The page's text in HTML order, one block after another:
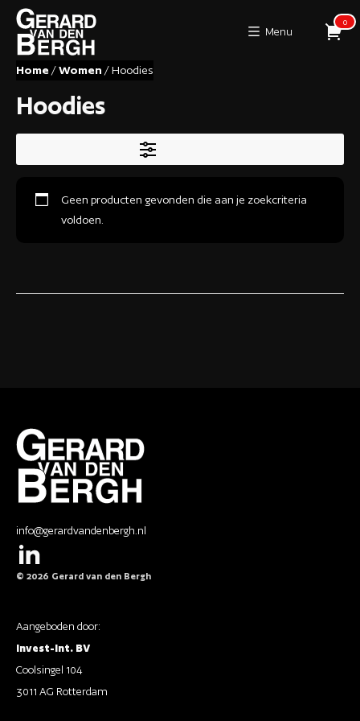
Menu
0
Home/Women / Hoodies
Hoodies
Geen producten gevonden die aan je zoekcriteria
voldoen.
info@gerardvandenbergh.nl
© 2026 Gerard van den Bergh
Aangeboden door:
Invest-Int. BV
Coolsingel 104
3011 AG Rotterdam